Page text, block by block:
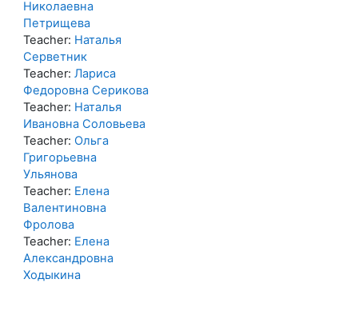
Николаевна
Петрищева
Teacher: Наталья
Серветник
Teacher: Лариса
Федоровна Серикова
Teacher: Наталья
Ивановна Соловьева
Teacher: Ольга
Григорьевна
Ульянова
Teacher: Елена
Валентиновна
Фролова
Teacher: Елена
Александровна
Ходыкина